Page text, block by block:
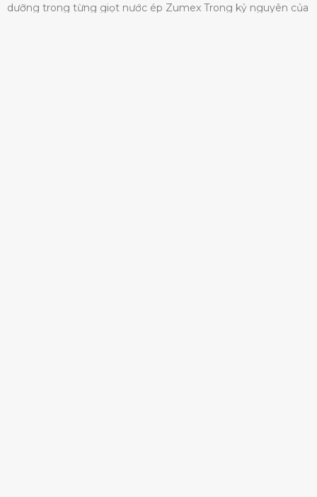
dưỡng trong từng giọt nước ép Zumex Trong kỷ nguyên của